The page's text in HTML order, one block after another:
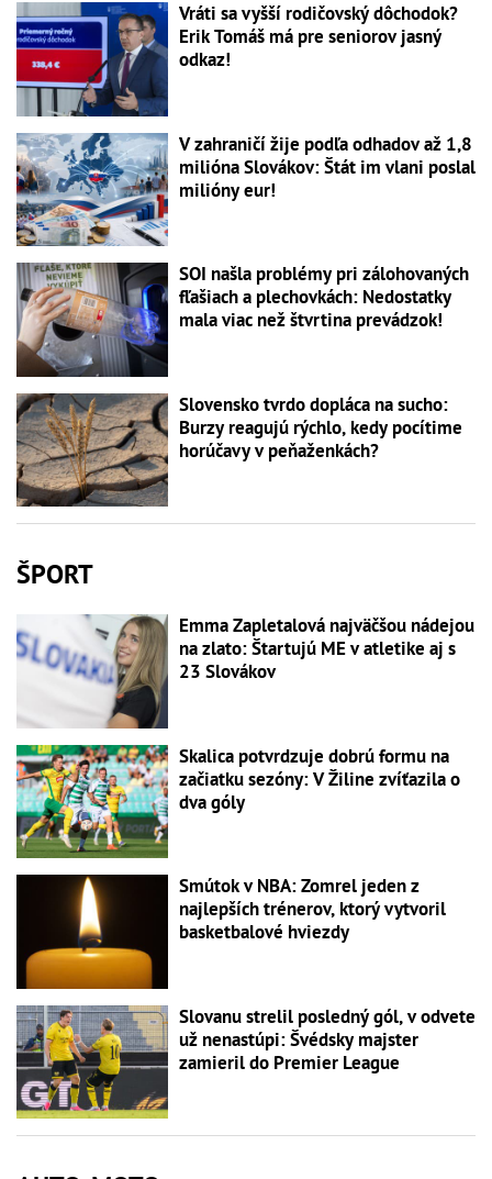
Vráti sa vyšší rodičovský dôchodok?
Erik Tomáš má pre seniorov jasný
odkaz!
V zahraničí žije podľa odhadov až 1,8
milióna Slovákov: Štát im vlani poslal
milióny eur!
SOI našla problémy pri zálohovaných
fľašiach a plechovkách: Nedostatky
mala viac než štvrtina prevádzok!
Slovensko tvrdo dopláca na sucho:
Burzy reagujú rýchlo, kedy pocítime
horúčavy v peňaženkách?
ŠPORT
Emma Zapletalová najväčšou nádejou
na zlato: Štartujú ME v atletike aj s
23 Slovákov
Skalica potvrdzuje dobrú formu na
začiatku sezóny: V Žiline zvíťazila o
dva góly
Smútok v NBA: Zomrel jeden z
najlepších trénerov, ktorý vytvoril
basketbalové hviezdy
Slovanu strelil posledný gól, v odvete
už nenastúpi: Švédsky majster
zamieril do Premier League